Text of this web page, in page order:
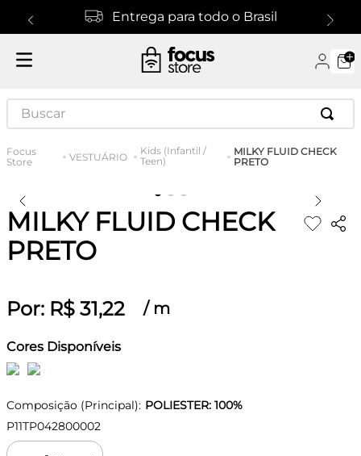
Entrega para todo o Brasil
Buscar
VESTUÁRIO
Kids (Infantil /
Teen)
MILKY FLUID CHECK
PRETO
MILKY FLUID CHECK
PRETO
Por: R$ 31,22 / m
Cores Disponíveis
Composição (Principal): POLIESTER: 100%
P11TP042800002